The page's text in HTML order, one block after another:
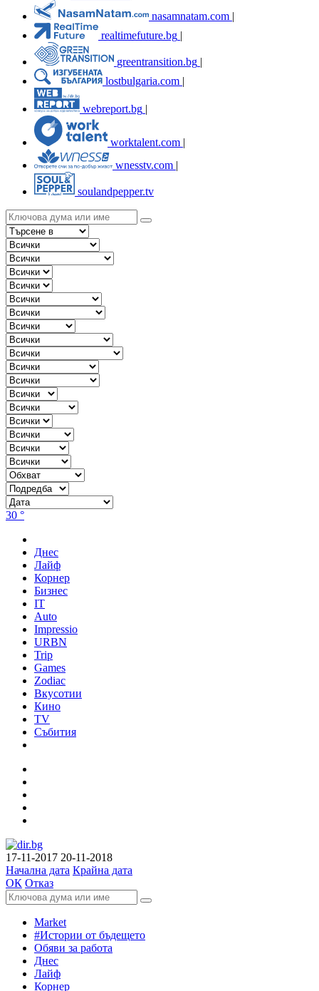
nasamnatam.com |
realtimefuture.bg |
greentransition.bg |
lostbulgaria.com |
webreport.bg
worktalent.com |
wnesstv.com |
soulandpepper.tv
30 °
Днес
Лайф
Корнер
Бизнес
IT
Auto
Impressio
URBN
Trip
Games
Zodiac
Вкусотии
Кино
TV
Събития
17-11-2017 20-11-2018
Начална дата Крайна дата
ОК Отказ
Market
#Истории от бъдещето
Обяви за работа
Днес
Лайф
Корнер